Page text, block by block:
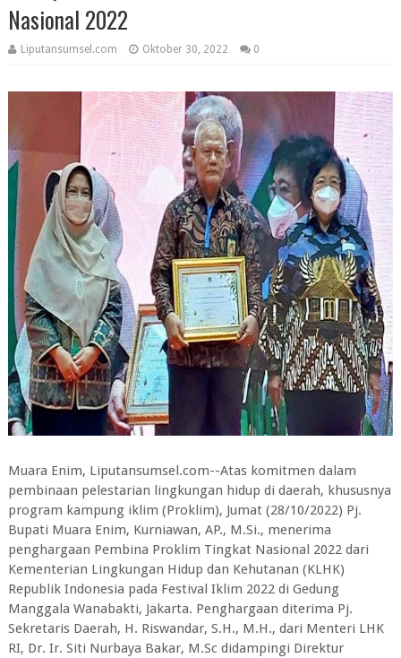
Nasional 2022
Liputansumsel.com Oktober 30, 2022 0
Muara Enim, Liputansumsel.com--Atas komitmen dalam
pembinaan pelestarian lingkungan hidup di daerah, khususnya
program kampung iklim (Proklim), Jumat (28/10/2022) Pj.
Bupati Muara Enim, Kurniawan, AP., M.Si., menerima
penghargaan Pembina Proklim Tingkat Nasional 2022 dari
Kementerian Lingkungan Hidup dan Kehutanan (KLHK)
Republik Indonesia pada Festival Iklim 2022 di Gedung
Manggala Wanabakti, Jakarta. Penghargaan diterima Pj.
Sekretaris Daerah, H. Riswandar, S.H., M.H., dari Menteri LHK
RI, Dr. Ir. Siti Nurbaya Bakar, M.Sc didampingi Direktur